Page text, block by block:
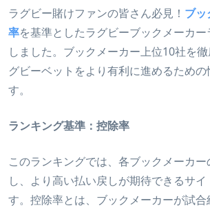
ラグビー賭けファンの皆さん必見！ ブッ
率を基準としたラグビーブックメーカ
しました。ブックメーカー上位10社を
グビーベットをより有利に進めるための
す。
ランキング基準：控除率
このランキングでは、各ブックメーカ
し、より高い払い戻しが期待できるサイ
す。控除率とは、ブックメーカーが試合